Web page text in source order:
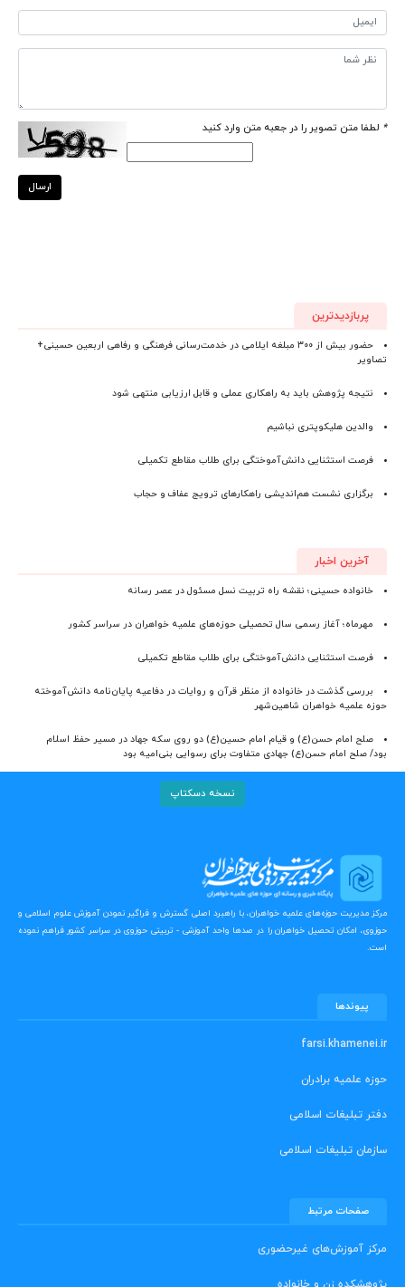
* لطفا متن تصویر را در جعبه متن وارد کنید
ارسال
پربازدیدترین
حضور بیش از ۳۰۰ مبلغه ایلامی در خدمت‌رسانی فرهنگی و رفاهی اربعین حسینی+
تصاویر
نتیجه پژوهش باید به راهکاری عملی و قابل ارزیابی منتهی شود
والدین هلیکوپتری نباشیم
فرصت استثنایی دانش‌آموختگی برای طلاب مقاطع تکمیلی
برگزاری نشست هم‌اندیشی راهکارهای ترویج عفاف و حجاب
آخرین اخبار
خانواده حسینی؛ نقشه راه تربیت نسل مسئول در عصر رسانه
مهرماه؛ آغاز رسمی سال تحصیلی حوزه‌های علمیه خواهران در سراسر کشور
فرصت استثنایی دانش‌آموختگی برای طلاب مقاطع تکمیلی
بررسی گذشت در خانواده از منظر قرآن و روایات در دفاعیه پایان‌نامه دانش‌آموخته
حوزه علمیه خواهران شاهین‌شهر
صلح امام حسن(ع) و قیام امام حسین(ع) دو روی سکه جهاد در مسیر حفظ اسلام
بود/ صلح امام حسن(ع) جهادی متفاوت برای رسوایی بنی‌امیه بود
نسخه دسکتاپ
مرکز مدیریت حوزه‌های علمیه خواهران، با راهبرد اصلی گسترش و فراگیر نمودن آموزش علوم اسلامی و
حوزوی، امکان تحصیل خواهران را در صدها واحد آموزشی - تربیتی حوزوی در سراسر کشور فراهم نموده
است.
پیوندها
farsi.khamenei.ir
حوزه علمیه برادران
دفتر تبلیغات اسلامی
سازمان تبلیغات اسلامی
صفحات مرتبط
مرکز آموزش‌های غیرحضوری